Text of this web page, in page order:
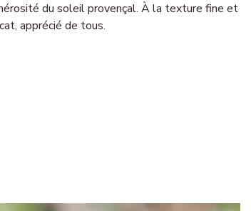
du soleil provençal. À la texture fine et
apprécié de tous.